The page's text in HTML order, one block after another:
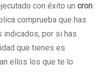
con éxito un cron
comprueba que has
por si has
que tienes es
ellos los que te lo